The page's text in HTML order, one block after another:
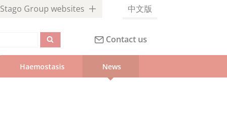
Stago Group websites 中文版
Contact us
Haemostasis News